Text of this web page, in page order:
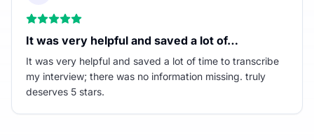
It was very helpful and saved a lot of…
It was very helpful and saved a lot of time to transcribe
my interview; there was no information missing. truly
deserves 5 stars.